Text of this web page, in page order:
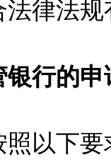
律法规
行的申
下要